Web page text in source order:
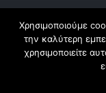
Copyright
| Made with ♥ at ☾ by
Χρησιμοποιούμε
την καλύτερη
χρησιμοποιείτε